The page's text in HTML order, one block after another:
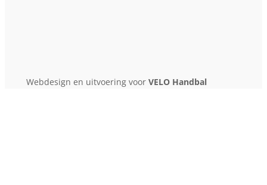
Webdesign en uitvoering voor VELO Handbal